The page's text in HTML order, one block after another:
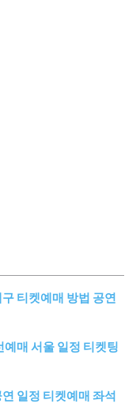
티켓예매 방법 공연
매 서울 일정 티켓팅
일정 티켓예매 좌석